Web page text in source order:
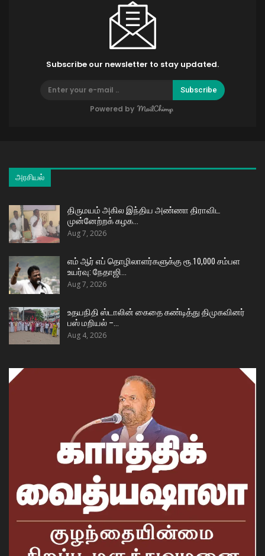
Subscribe our newsletter to stay updated.
Subscribe
Powered by
அரசியல்
திருமயம் அகில இந்திய அண்ணா திராவிட
முன்னேற்றக் கழக…
Aug 7, 2026
எம் ஆர் எப் தொழிலாளர்களுக்கு ரூ.10,000 சம்பள
உயர்வு: நேதாஜி…
Aug 7, 2026
உதயநிதி ஸ்டாலின் கைதை கண்டித்து திமுகவினர்
பஸ் மறியல் –…
Aug 4, 2026